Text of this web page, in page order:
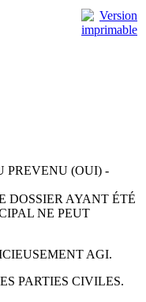
PREVENU (OUI) -
DOSSIER AYANT ÉTÉ
NE PEUT
AGI.
PARTIES CIVILES.